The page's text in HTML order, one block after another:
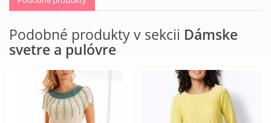
Podobné produkty v sekcii Dámske
svetre a pulóvre